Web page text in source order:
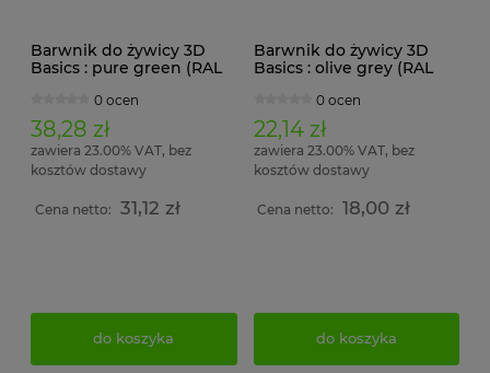
Barwnik do żywicy 3D
Basics : pure green (RAL
0 ocen
38,28 zł
zawiera 23.00% VAT, bez
kosztów dostawy
Cena netto: 31,12 zł
do koszyka
Barwnik do żywicy 3D
Basics : olive grey (RAL
0 ocen
22,14 zł
zawiera 23.00% VAT, bez
kosztów dostawy
Cena netto: 18,00 zł
do koszyka